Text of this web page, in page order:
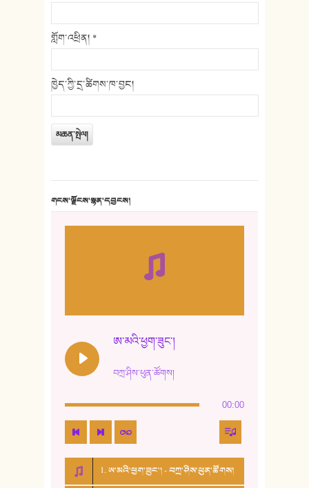
གློག་འཕྲིན། *
ཁྱེད་ཀྱི་དྲ་ཚིགས་ཁ་བྱང།
གངས་ལྗོངས་སྙན་དབྱངས།
ཨ་མའི་ཕྱག་ཟུང་།
བཀྲ་ཤིས་ཕུན་ཚོགས།
00:00
1. ཨ་མའི་ཕྱག་ཟུང་། - བཀྲ་ཤིས་ཕུན་ཚོགས།